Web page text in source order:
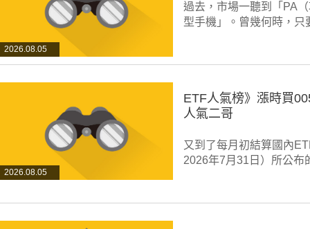
2026.08.05
過去，市場一聽到「PA
型手機」。曾幾何時，
2026.08.05
ETF人氣榜》漲時買
人氣二哥
又到了每月初結算國內
2026年7月31日）所公布